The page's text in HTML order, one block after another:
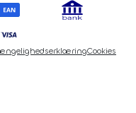
Cookies